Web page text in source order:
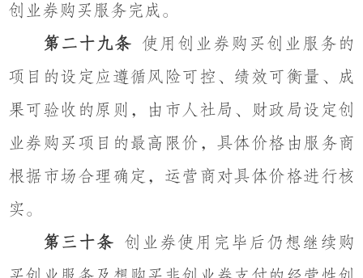
创业券购买服务完成。
第二十九条 使用创业券购买创业服务的
项目的设定应遵循风险可控、绩效可衡量、成
果可验收的原则，由市人社局、财政局设定创
业券购买项目的最高限价，具体价格由服务商
根据市场合理确定，运营商对具体价格进行核
实。
第三十条 创业券使用完毕后仍想继续购